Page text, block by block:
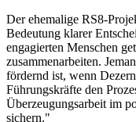
Der ehemalige RS8-
Bedeutung klarer
engagierten Menschen
zusammen­arbeiten.
fördernd ist, wenn
Führungs­kräfte den
Überzeugungs­arbeit im
sichern."